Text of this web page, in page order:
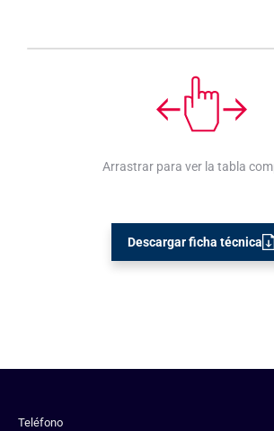
Arrastrar para ver la tabla
Descargar ficha técnica
Teléfono